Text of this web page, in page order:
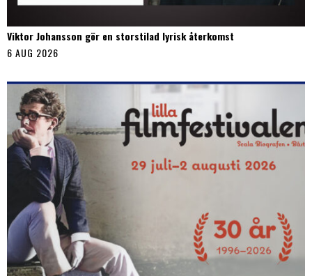
Viktor Johansson gör en storstilad lyrisk återkomst
6 AUG 2026